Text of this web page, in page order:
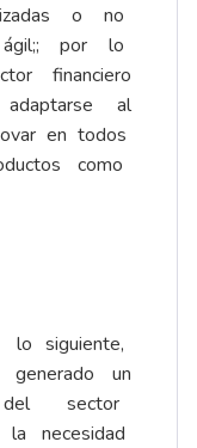
o no
ágil;; por lo
financiero
al
en todos
como
siguiente,
un
del sector
necesidad